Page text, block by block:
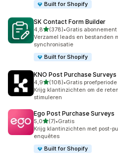
Built for Shopify
SK Contact Form Builder
4,8van 5 sterren
(378)
378 recensies in totaal
•Gratis
Verzamel leads en bestanden
synchronisatie
Built for Shopify
KNO Post Purchase Surveys
4,9van 5 sterren
(108)
108 recensies in totaal
•Gratis
Krijg klantinzichten om de
stimuleren
Ego Post Purchase Surveys
5,0van 5 sterren
(7)
7 recensies in totaal
•Gratis
Krijg klantinzichten met post-
enquêtes
Built for Shopify